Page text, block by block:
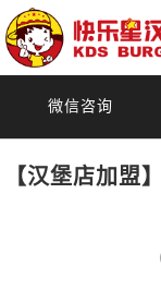
微信咨询
【汉堡店加盟